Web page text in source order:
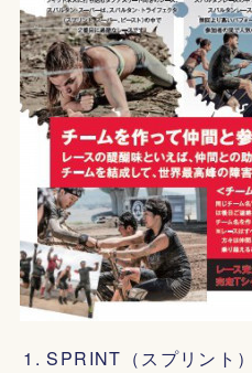
SPRINT（スプリント